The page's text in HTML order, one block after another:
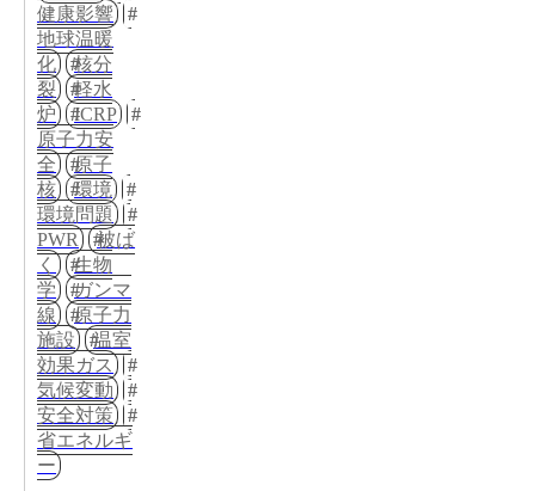
健康影響
地球温暖
化
核分
裂
軽水
炉
ICRP
原子力安
全
原子
核
環境
環境問題
PWR
被ば
く
生物
学
ガンマ
線
原子力
施設
温室
効果ガス
気候変動
安全対策
省エネルギ
ー